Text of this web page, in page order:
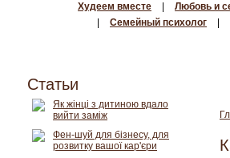
Худеем вместе
Любовь и
Семейный психолог
Статьи
Як жінці з дитиною вдало
вийти заміж
Фен-шуй для бізнесу, для
розвитку вашої кар'єри